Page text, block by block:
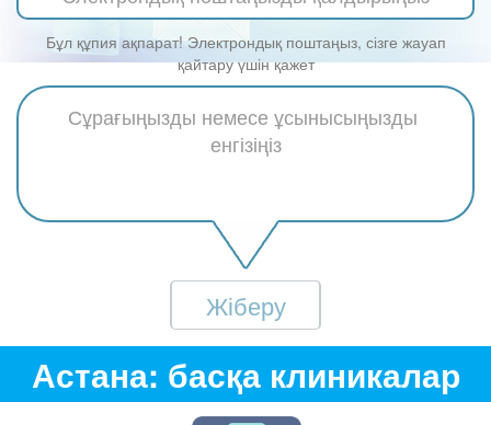
Бұл құпия ақпарат! Электрондық поштаңыз, сізге жауап
қайтару үшін қажет
Жіберу
Астана: басқа клиникалар